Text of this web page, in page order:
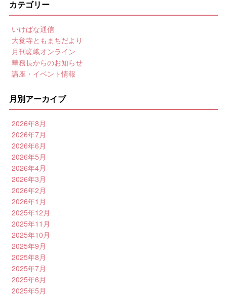
カテゴリー
いけばな通信
大覚寺ともまちだより
月刊嵯峨オンライン
華務長からのお知らせ
講座・イベント情報
月別アーカイブ
2026年8月
2026年7月
2026年6月
2026年5月
2026年4月
2026年3月
2026年2月
2026年1月
2025年12月
2025年11月
2025年10月
2025年9月
2025年8月
2025年7月
2025年6月
2025年5月